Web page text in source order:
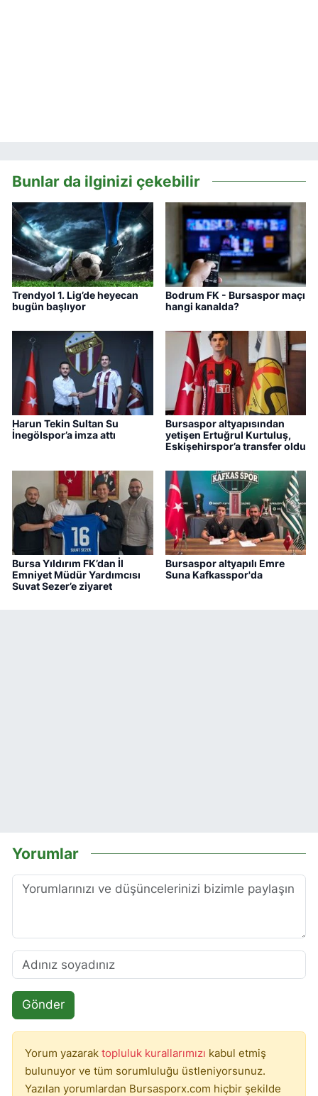
Bunlar da ilginizi çekebilir
Trendyol 1. Lig’de heyecan
bugün başlıyor
Bodrum FK - Bursaspor maçı
hangi kanalda?
Harun Tekin Sultan Su
İnegölspor’a imza attı
Bursaspor altyapısından
yetişen Ertuğrul Kurtuluş,
Eskişehirspor’a transfer oldu
Bursa Yıldırım FK’dan İl
Emniyet Müdür Yardımcısı
Suvat Sezer’e ziyaret
Bursaspor altyapılı Emre
Suna Kafkasspor'da
Yorumlar
Gönder
Yorum yazarak topluluk kurallarımızı kabul etmiş
bulunuyor ve tüm sorumluluğu üstleniyorsunuz.
Yazılan yorumlardan Bursasporx.com hiçbir şekilde